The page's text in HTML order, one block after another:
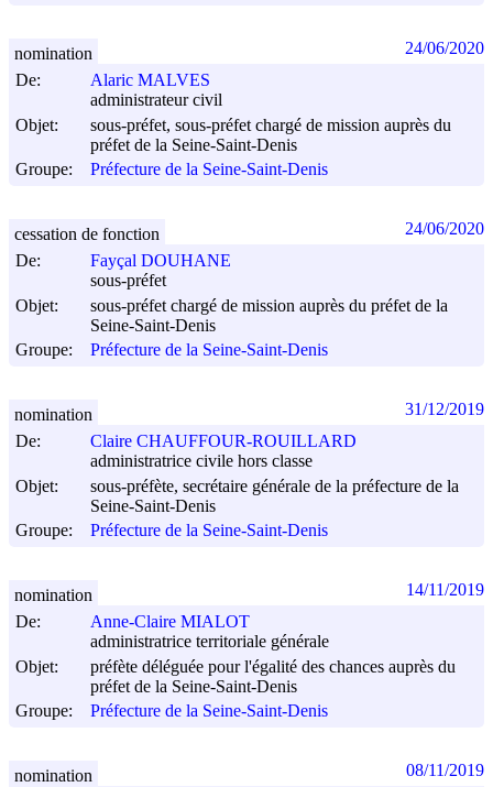
De:
Alaric MALVES
administrateur civil
Objet:
sous-préfet, sous-préfet chargé de mission auprès du
préfet de la Seine-Saint-Denis
Groupe:
Préfecture de la Seine-Saint-Denis
nomination 24/06/2020
De:
Fayçal DOUHANE
sous-préfet
Objet:
sous-préfet chargé de mission auprès du préfet de la
Seine-Saint-Denis
Groupe:
Préfecture de la Seine-Saint-Denis
cessation de fonction 24/06/2020
De:
Claire CHAUFFOUR-ROUILLARD
administratrice civile hors classe
Objet:
sous-préfète, secrétaire générale de la préfecture de la
Seine-Saint-Denis
Groupe:
Préfecture de la Seine-Saint-Denis
nomination 31/12/2019
De:
Anne-Claire MIALOT
administratrice territoriale générale
Objet:
préfète déléguée pour l'égalité des chances auprès du
préfet de la Seine-Saint-Denis
Groupe:
Préfecture de la Seine-Saint-Denis
nomination 14/11/2019
nomination 08/11/2019